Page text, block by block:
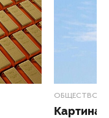
ОБЩЕСТВО
Картина